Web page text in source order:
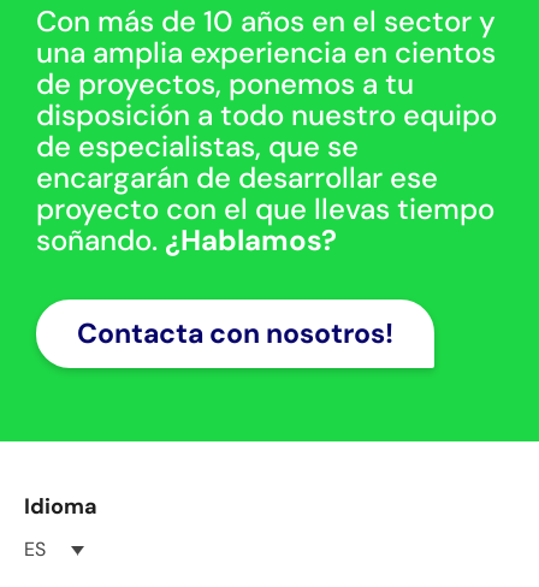
Con más de 10 años en el sector y
una amplia experiencia en cientos
de proyectos, ponemos a tu
disposición a todo nuestro equipo
de especialistas, que se
encargarán de desarrollar ese
proyecto con el que llevas tiempo
soñando. ¿Hablamos?
Contacta con nosotros!
Idioma
ES